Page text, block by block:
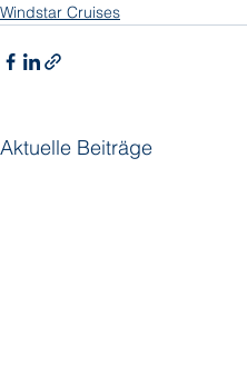
Windstar Cruises
Aktuelle Beiträge